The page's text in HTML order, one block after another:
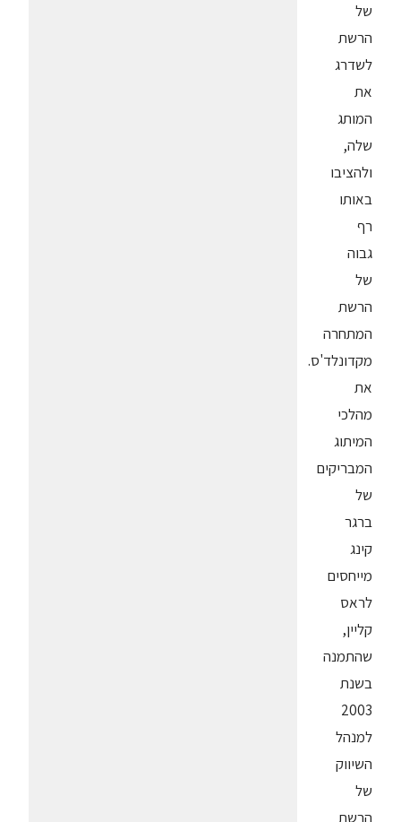
של
הרשת
לשדרג
את
המותג
שלה,
ולהציבו
באותו
רף
גבוה
של
הרשת
המתחרה
מקדונלד'ס.
את
מהלכי
המיתוג
המבריקים
של
ברגר
קינג
מייחסים
לראס
קליין,
שהתמנה
בשנת
2003
למנהל
השיווק
של
הרשת